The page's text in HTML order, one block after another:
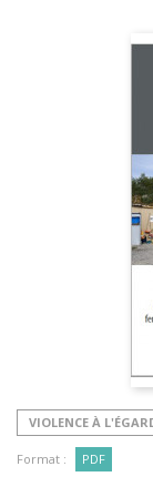
VIOLENCE À
Format : PDF